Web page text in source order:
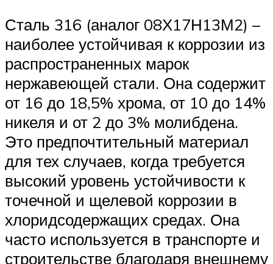
Сталь 316 (аналог 08Х17Н13М2) –
наиболее устойчивая к коррозии из
распространенных марок
нержавеющей стали. Она содержит
от 16 до 18,5% хрома, от 10 до 14%
никеля и от 2 до 3% молибдена.
Это предпочтительный материал
для тех случаев, когда требуется
высокий уровень устойчивости к
точечной и щелевой коррозии в
хлоридсодержащих средах. Она
часто используется в транспорте и
строительстве благодаря внешнему